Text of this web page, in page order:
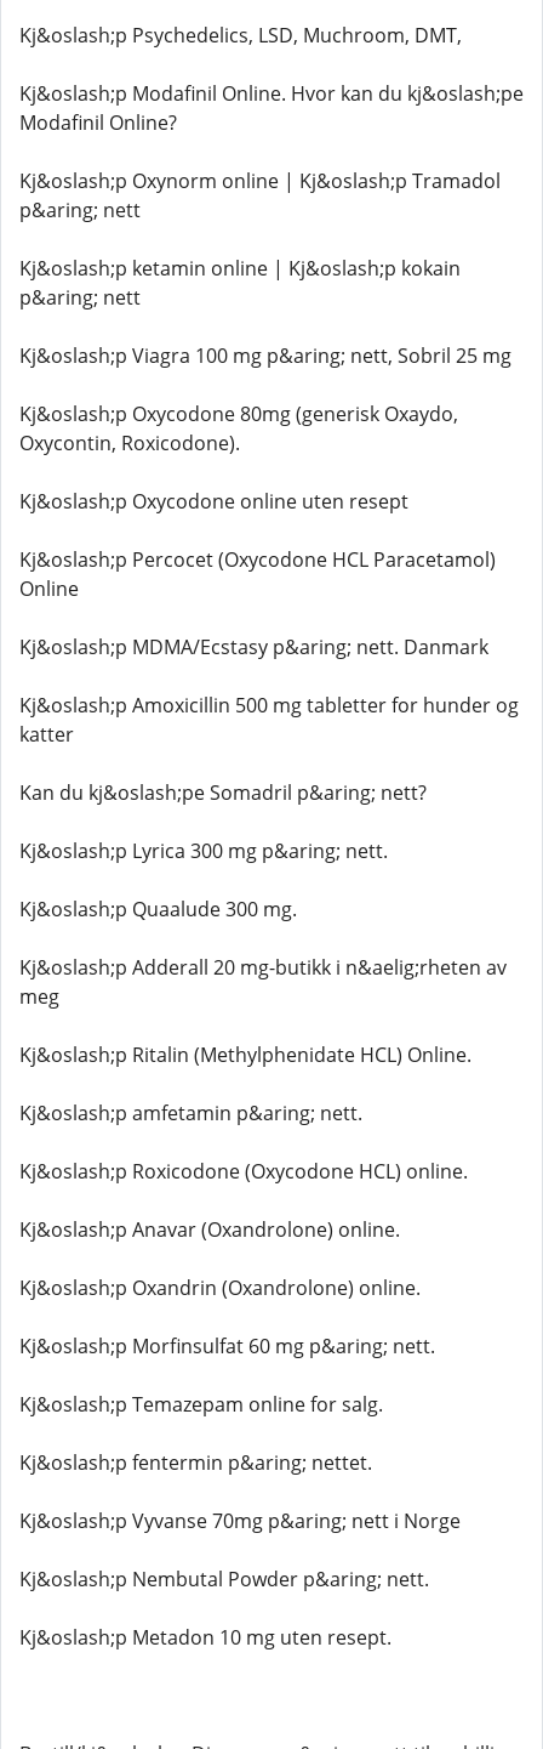
Kj&oslash;p Psychedelics, LSD, Muchroom, DMT,
Kj&oslash;p Modafinil Online. Hvor kan du kj&oslash;pe
Modafinil Online?
Kj&oslash;p Oxynorm online | Kj&oslash;p Tramadol
p&aring; nett
Kj&oslash;p ketamin online | Kj&oslash;p kokain
p&aring; nett
Kj&oslash;p Viagra 100 mg p&aring; nett, Sobril 25 mg
Kj&oslash;p Oxycodone 80mg (generisk Oxaydo,
Oxycontin, Roxicodone).
Kj&oslash;p Oxycodone online uten resept
Kj&oslash;p Percocet (Oxycodone HCL Paracetamol)
Online
Kj&oslash;p MDMA/Ecstasy p&aring; nett. Danmark
Kj&oslash;p Amoxicillin 500 mg tabletter for hunder og
katter
Kan du kj&oslash;pe Somadril p&aring; nett?
Kj&oslash;p Lyrica 300 mg p&aring; nett.
Kj&oslash;p Quaalude 300 mg.
Kj&oslash;p Adderall 20 mg-butikk i n&aelig;rheten av
meg
Kj&oslash;p Ritalin (Methylphenidate HCL) Online.
Kj&oslash;p amfetamin p&aring; nett.
Kj&oslash;p Roxicodone (Oxycodone HCL) online.
Kj&oslash;p Anavar (Oxandrolone) online.
Kj&oslash;p Oxandrin (Oxandrolone) online.
Kj&oslash;p Morfinsulfat 60 mg p&aring; nett.
Kj&oslash;p Temazepam online for salg.
Kj&oslash;p fentermin p&aring; nettet.
Kj&oslash;p Vyvanse 70mg p&aring; nett i Norge
Kj&oslash;p Nembutal Powder p&aring; nett.
Kj&oslash;p Metadon 10 mg uten resept.